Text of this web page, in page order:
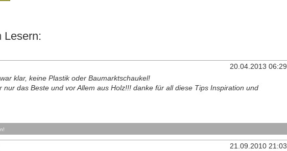
Lesern:
20.04.2013 06:29
klar, keine Plastik oder Baumarktschaukel!
nur das Beste und vor Allem aus Holz!!! danke für all diese Tips Inspiration und
21.09.2010 21:03